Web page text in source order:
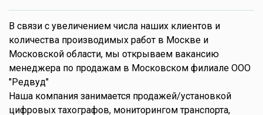
В связи с увеличением числа наших клиентов и
количества производимых работ в Москве и
Московской области, мы открываем вакансию
менеджера по продажам в Московском филиале ООО
"Редвуд"
Наша компания занимается продажей/установкой
цифровых тахографов, мониторингом транспорта,